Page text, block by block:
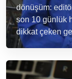
dönüşüm:
son 10 günlük
dikkat çeken